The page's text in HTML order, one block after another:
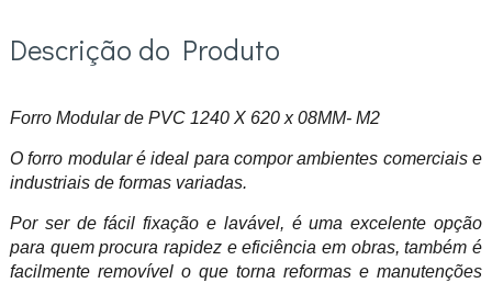
Descrição do Produto
Forro Modular de PVC 1240 X 620 x 08MM- M2
O forro modular é ideal para compor ambientes comerciais e
industriais de formas variadas.
Por ser de fácil fixação e lavável, é uma excelente opção
para quem procura rapidez e eficiência em obras, também é
facilmente removível o que torna reformas e manutenções